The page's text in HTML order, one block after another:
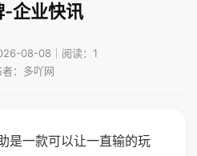
-企业快讯
08-08｜阅读：1
者：多吖网
是一款可以让一直输的玩